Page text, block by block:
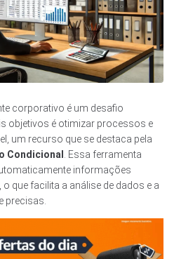
corporativo é um desafio
objetivos é otimizar processos e
um recurso que se destaca pela
Condicional . Essa ferramenta
informações
que facilita a análise de dados e a
precisas.